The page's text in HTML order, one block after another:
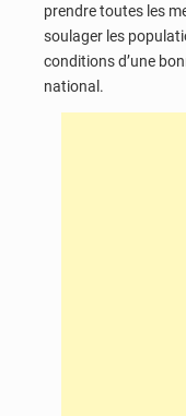
prendre toutes les
soulager les
conditions d’une
national.